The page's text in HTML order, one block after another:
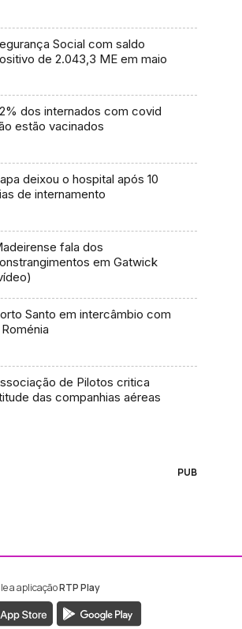
Social com saldo
de 2.043,3 ME em maio
dos internados com covid
estão vacinados
deixou o hospital após 10
de internamento
fala dos
em Gatwick
Santo em intercâmbio com
de Pilotos critica
das companhias aéreas
PUB
Madeira
Madeira
a aplicaçãoRTP Play